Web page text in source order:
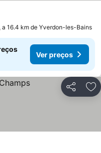
a 16.4 km de Yverdon-les-Bains
Ver preços
Partilhar